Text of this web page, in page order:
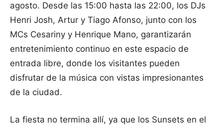
agosto. Desde las 15:00 hasta las 22:00, los DJs
Henri Josh, Artur y Tiago Afonso, junto con los
MCs Cesariny y Henrique Mano, garantizarán
entretenimiento continuo en este espacio de
entrada libre, donde los visitantes pueden
disfrutar de la música con vistas impresionantes
de la ciudad.
La fiesta no termina allí, ya que los Sunsets en el